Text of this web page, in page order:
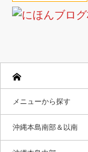
メニューから探す
沖縄本島南部＆以南